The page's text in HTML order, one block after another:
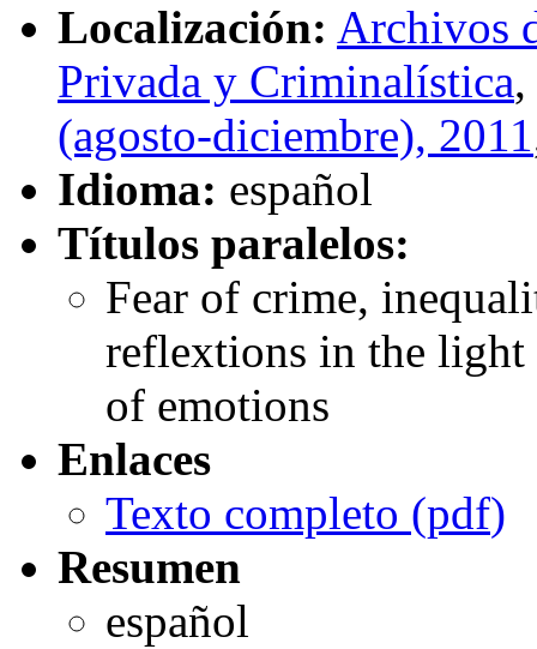
Localización: Archivos
Privada y Criminalística,
(agosto-diciembre), 2011
Idioma: español
Títulos paralelos:
Fear of crime,
reflextions in the
of emotions
Enlaces
Texto completo (pdf)
Resumen
español